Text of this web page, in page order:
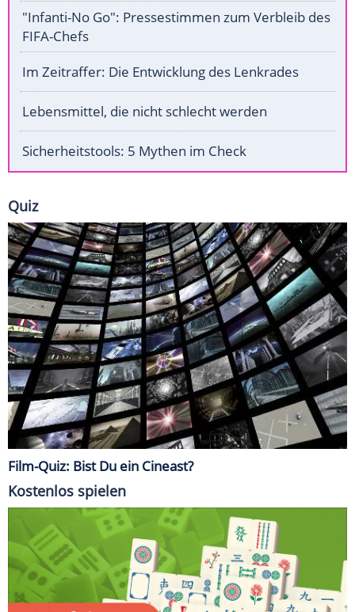
"Infanti-No Go": Pressestimmen zum Verbleib des
FIFA-Chefs
Im Zeitraffer: Die Entwicklung des Lenkrades
Lebensmittel, die nicht schlecht werden
Sicherheitstools: 5 Mythen im Check
Quiz
Film-Quiz: Bist Du ein Cineast?
Kostenlos spielen